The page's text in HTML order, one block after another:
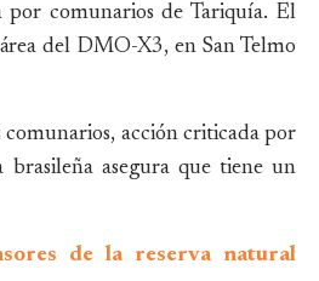
comunarios de Tariquía. El
del DMO-X3, en San Telmo
acción criticada por
asegura que tiene un
de la reserva natural